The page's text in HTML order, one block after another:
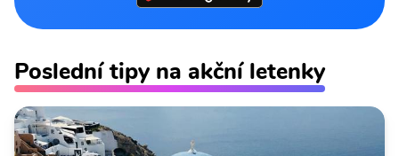
Poslední tipy na akční letenky